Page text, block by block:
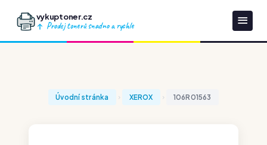
vykuptoner.cz
Prodej tonerů snadno a rychle
Úvodní stránka XEROX 106R01563